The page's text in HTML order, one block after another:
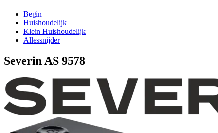
Begin
Huishoudelijk
Klein Huishoudelijk
Allessnijder
Severin AS 9578